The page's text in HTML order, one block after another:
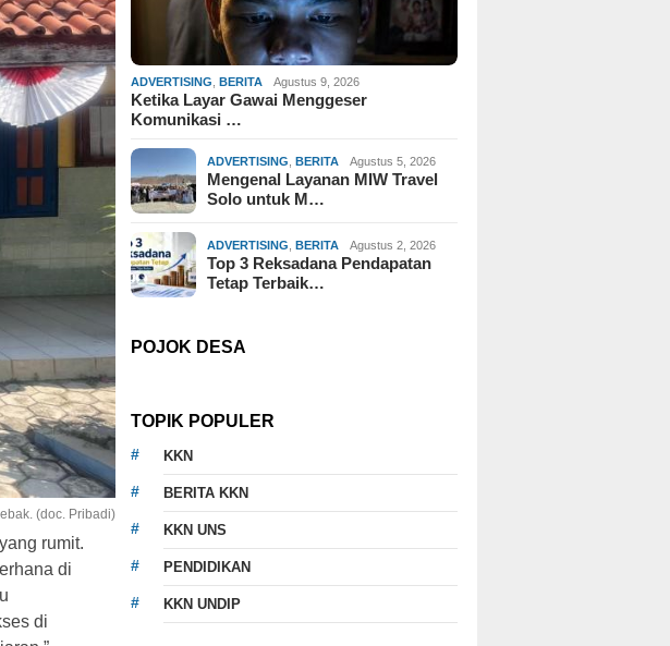
(doc. Pribadi)
rumit.
di
di
ADVERTISING ,BERITA Agustus 9, 2026
Ketika Layar Gawai Menggeser
Komunikasi …
ADVERTISING ,BERITA Agustus 5, 2026
Mengenal Layanan MIW Travel
Solo untuk M…
ADVERTISING ,BERITA Agustus 2, 2026
Top 3 Reksadana Pendapatan
Tetap Terbaik…
POJOK DESA
TOPIK POPULER
KKN
BERITA KKN
KKN UNS
PENDIDIKAN
KKN UNDIP